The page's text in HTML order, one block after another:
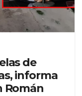
de
informa
Román